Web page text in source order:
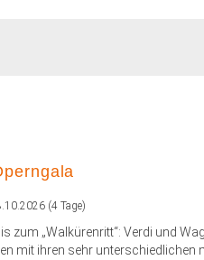
(4 Tage)
zum „Walkürenritt“: Verdi und
mit ihren sehr